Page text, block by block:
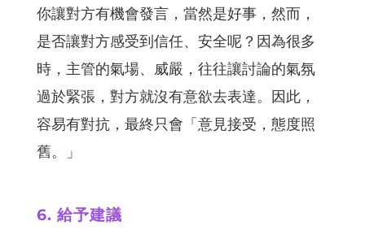
你讓對方有機會發言，當然是好事，然而，
是否讓對方感受到信任、安全呢？因為很多
時，主管的氣場、威嚴，往往讓討論的氣氛
過於緊張，對方就沒有意欲去表達。因此，
容易有對抗，最終只會「意見接受，態度照
舊。」
6. 給予建議